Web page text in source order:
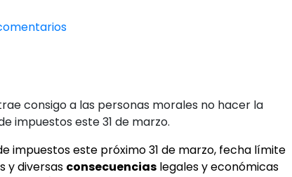
consigo a las personas morales no hacer la
impuestos este 31 de marzo.
impuestos este próximo 31 de marzo, fecha límite
y diversas consecuenciaslegales y económicas